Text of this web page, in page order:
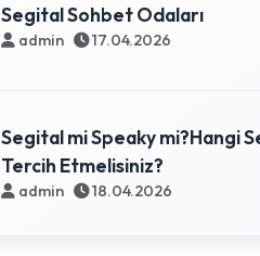
Segital Sohbet Odaları
admin 17.04.2026
Segital mi Speaky mi?Hangi
Tercih Etmelisiniz?
admin 18.04.2026